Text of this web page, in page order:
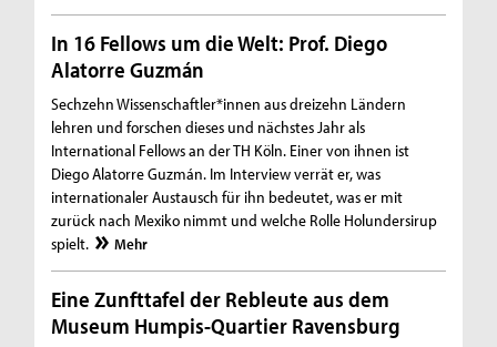
In 16 Fellows um die Welt: Prof. Diego
Alatorre Guzmán
Sechzehn Wissenschaftler*innen aus dreizehn Ländern
lehren und forschen dieses und nächstes Jahr als
International Fellows an der TH Köln. Einer von ihnen ist
Diego Alatorre Guzmán. Im Interview verrät er, was
internationaler Austausch für ihn bedeutet, was er mit
zurück nach Mexiko nimmt und welche Rolle Holundersirup
spielt.
Mehr
Eine Zunfttafel der Rebleute aus dem
Museum Humpis-Quartier Ravensburg